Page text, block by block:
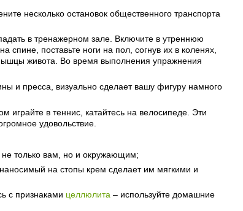
несколько остановок общественного транспорта
в тренажерном зале. Включите в утреннюю
поставьте ноги на пол, согнув их в коленях,
живота. Во время выполнения упражнения
и пресса, визуально сделает вашу фигуру намного
играйте в теннис, катайтесь на велосипеде. Эти
удовольствие.
не только вам, но и окружающим;
на стопы крем сделает им мягкими и
с признаками целлюлита – используйте домашние